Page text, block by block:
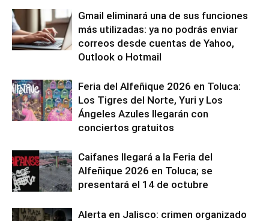
Gmail eliminará una de sus funciones
más utilizadas: ya no podrás enviar
correos desde cuentas de Yahoo,
Outlook o Hotmail
Feria del Alfeñique 2026 en Toluca:
Los Tigres del Norte, Yuri y Los
Ángeles Azules llegarán con
conciertos gratuitos
Caifanes llegará a la Feria del
Alfeñique 2026 en Toluca; se
presentará el 14 de octubre
Alerta en Jalisco: crimen organizado